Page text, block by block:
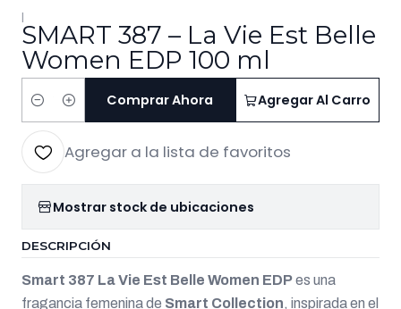
|
SMART 387 – La Vie Est Belle
Women EDP 100 ml
Cantidad
Agregar Al Carro
Comprar Ahora
Agregar a la lista de favoritos
Mostrar stock de ubicaciones
DESCRIPCIÓN
Smart 387 La Vie Est Belle Women EDPes una
fragancia femenina de Smart Collection, inspirada en el